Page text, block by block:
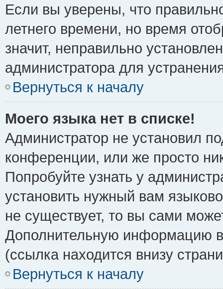
Если вы уверены, что
летнего времени, но время
значит, неправильно
администратора для
Вернуться к началу
Моего языка нет в списке!
Администратор не установил
конференции, или же просто
Попробуйте узнать у
установить нужный вам
не существует, то вы сами
Дополнительную информацию
(ссылка находится внизу
Вернуться к началу